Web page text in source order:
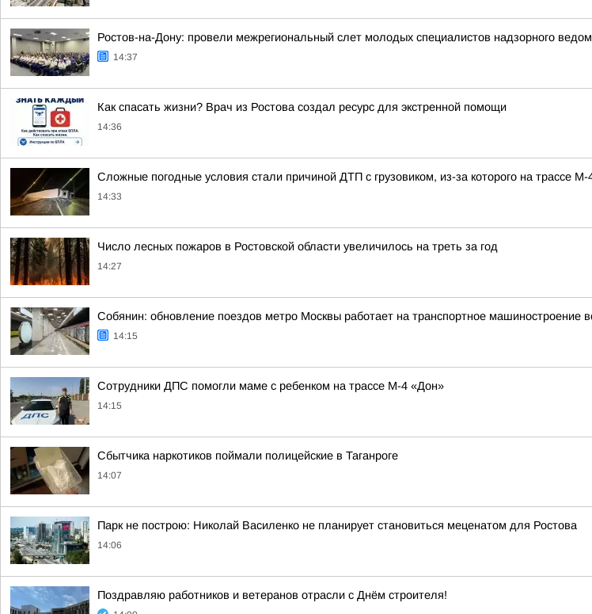
Ростов-на-Дону: провели межрегиональный слет молодых специалистов надзорного
14:37
Как спасать жизни? Врач из Ростова создал ресурс для экстренной помощи
14:36
Сложные погодные условия стали причиной ДТП с грузовиком, из-за которого на трассе
14:33
Число лесных пожаров в Ростовской области увеличилось на треть за год
14:27
Собянин: обновление поездов метро Москвы работает на транспортное машиностроение
14:15
Сотрудники ДПС помогли маме с ребенком на трассе М-4 «Дон»
14:15
Сбытчика наркотиков поймали полицейские в Таганроге
14:07
Парк не построю: Николай Василенко не планирует становиться меценатом для Ростова
14:06
Поздравляю работников и ветеранов отрасли с Днём строителя!